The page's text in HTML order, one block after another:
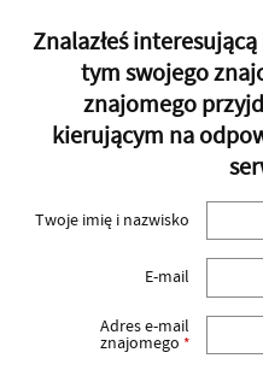
Znalazłeś
tym swojego
znajomego
kierującym na
Twoje imię i nazwisko
E-mail
Adres e-mail
znajomego *